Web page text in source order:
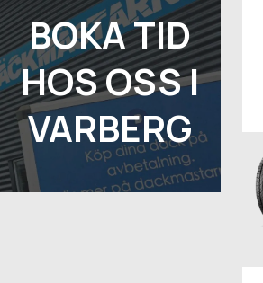
BOKA TID
HOS OSS I
VARBERG